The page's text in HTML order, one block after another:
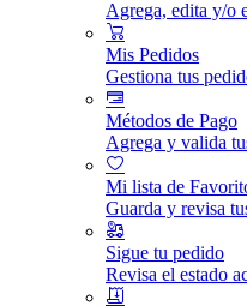
Agrega, edita y/o
Mis Pedidos
Gestiona tus
Métodos de Pago
Agrega y valida
Mi lista de
Guarda y revisa
Sigue tu pedido
Revisa el estado